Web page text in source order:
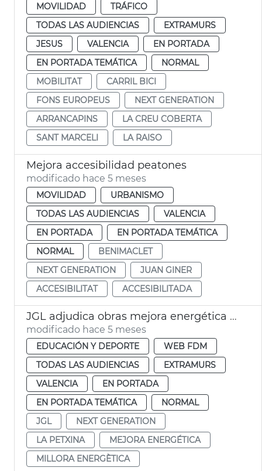
MOVILIDAD
TRÁFICO
TODAS LAS AUDIENCIAS
EXTRAMURS
JESUS
VALENCIA
EN PORTADA
EN PORTADA TEMÁTICA
NORMAL
MOBILITAT
CARRIL BICI
FONS EUROPEUS
NEXT GENERATION
ARRANCAPINS
LA CREU COBERTA
SANT MARCELI
LA RAISO
Mejora accesibilidad peatones
modificado hace 5 meses
MOVILIDAD
URBANISMO
TODAS LAS AUDIENCIAS
VALENCIA
EN PORTADA
EN PORTADA TEMÁTICA
NORMAL
BENIMACLET
NEXT GENERATION
JUAN GINER
ACCESIBILITAT
ACCESIBILITADA
JGL adjudica obras mejora energética centro deportivo la Petxina València
modificado hace 5 meses
EDUCACIÓN Y DEPORTE
WEB FDM
TODAS LAS AUDIENCIAS
EXTRAMURS
VALENCIA
EN PORTADA
EN PORTADA TEMÁTICA
NORMAL
JGL
NEXT GENERATION
LA PETXINA
MEJORA ENERGÉTICA
MILLORA ENERGÈTICA